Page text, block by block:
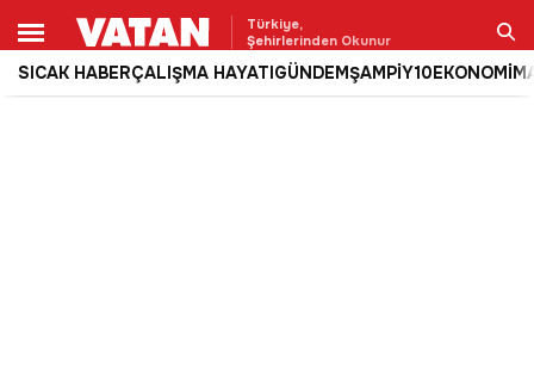
Türkiye,
Şehirlerinden Okunur
SICAK HABERÇALIŞMA HAYATIGÜNDEMŞAMPİY10EKONOMİ
Ara